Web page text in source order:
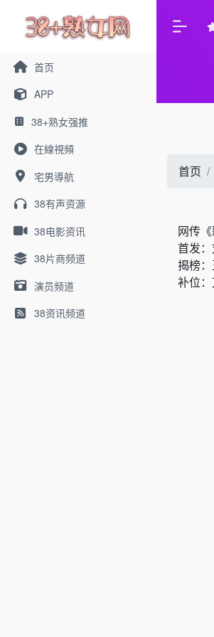
首页
APP
38+熟女强推
在線視頻
宅男導航
38有声资源
38电影资讯
38片商频道
演员频道
38资讯频道
首页
网传
首发
揭榜
补位